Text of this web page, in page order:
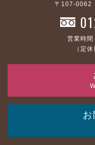
〒107-0062
営業時
（定
お